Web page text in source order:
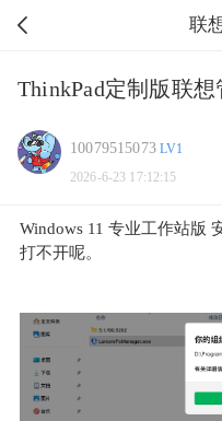
联
ThinkPad定制版联想
10079515073LV1
2026-6-23 17:12:15
Windows 11 专业工作站版
打不开呢。